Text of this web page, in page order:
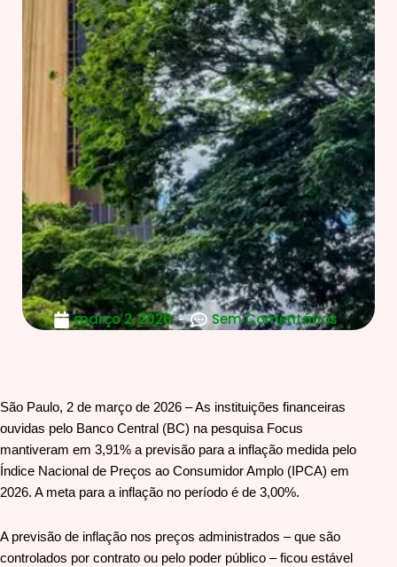
março 2, 2026 Sem Comentários
São Paulo, 2 de março de 2026 – As instituições financeiras
ouvidas pelo Banco Central (BC) na pesquisa Focus
mantiveram em 3,91% a previsão para a inflação medida pelo
Índice Nacional de Preços ao Consumidor Amplo (IPCA) em
2026. A meta para a inflação no período é de 3,00%.
A previsão de inflação nos preços administrados – que são
controlados por contrato ou pelo poder público – ficou estável